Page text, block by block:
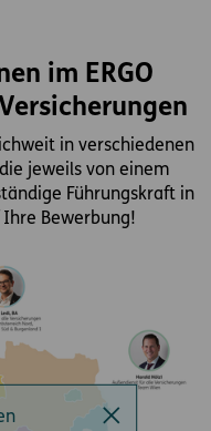
im ERGO
in verschiedenen
jeweils von einem
Führungskraft in
Bewerbung!